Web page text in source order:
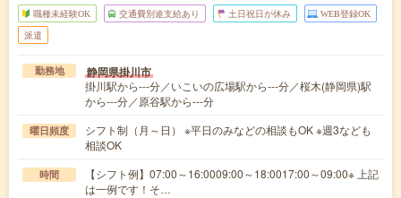
職種未経験OK 交通費別途支給あり 土日祝日が休み WEB登録OK
派遣
勤務地 静岡県掛川市
掛川駅から---分／いこいの広場駅から---分／桜木(静岡県)駅
から---分／原谷駅から---分
曜日頻度
シフト制（月～日） ※平日のみなどの相談もOK ※週3なども
相談OK
時間
【シフト例】07:00～16:0009:00～18:0017:00～09:00※ 上記
は一例です！そ…